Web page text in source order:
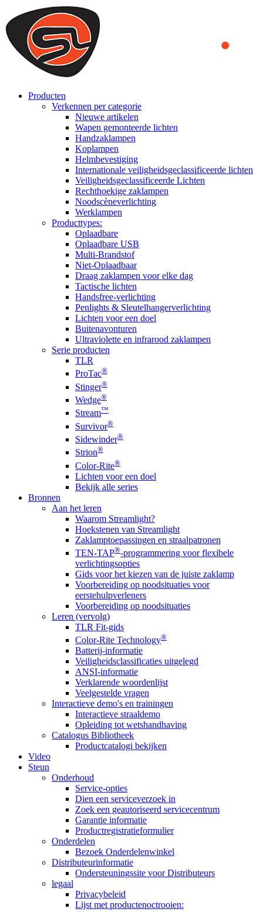
We use cookies to ensure that we provide you the best experience
on our website. By continuing to browse this website, you accept
that cookies are used to help us analyze how the website is used and
to offer you a better experience. To learn more or to find out how
you can disable cookies, you can access our
Producten
Verkennen per categorie
Nieuwe artikelen
Wapen gemonteerde lichten
Handzaklampen
Koplampen
Helmbevestiging
Internationale veiligheidsgeclassificeerde lichten
Veiligheidsgeclassificeerde Lichten
Rechthoekige zaklampen
Noodscèneverlichting
Werklampen
Producttypes:
Oplaadbare
Oplaadbare USB
Multi-Brandstof
Niet-Oplaadbaar
Draag zaklampen voor elke dag
Tactische lichten
Handsfree-verlichting
Penlights & Sleutelhangerverlichting
Lichten voor een doel
Buitenavonturen
Ultraviolette en infrarood zaklampen
Serie producten
TLR
ProTac®
Stinger®
Wedge®
Stream™
Survivor®
Sidewinder®
Strion®
Color-Rite®
Lichten voor een doel
Bekijk alle series
Bronnen
Aan het leren
Waarom Streamlight?
Hoekstenen van Streamlight
Zaklamptoepassingen en straalpatronen
TEN-TAP®-programmering voor flexibele
verlichtingsopties
Gids voor het kiezen van de juiste zaklamp
Voorbereiding op noodsituaties voor
eerstehulpverleners
Voorbereiding op noodsituaties
Leren (vervolg)
TLR Fit-gids
Color-Rite Technology®
Batterij-informatie
Veiligheidsclassificaties uitgelegd
ANSI-informatie
Verklarende woordenlijst
Veelgestelde vragen
Interactieve demo's en trainingen
Interactieve straaldemo
Opleiding tot wetshandhaving
Catalogus Bibliotheek
Productcatalogi bekijken
Video
Steun
Onderhoud
Service-opties
Dien een serviceverzoek in
Zoek een geautoriseerd servicecentrum
Garantie informatie
Productregistratieformulier
Onderdelen
Bezoek Onderdelenwinkel
Distributeurinformatie
Ondersteuningssite voor Distributeurs
legaal
Privacybeleid
Lijst met productenoctrooien: